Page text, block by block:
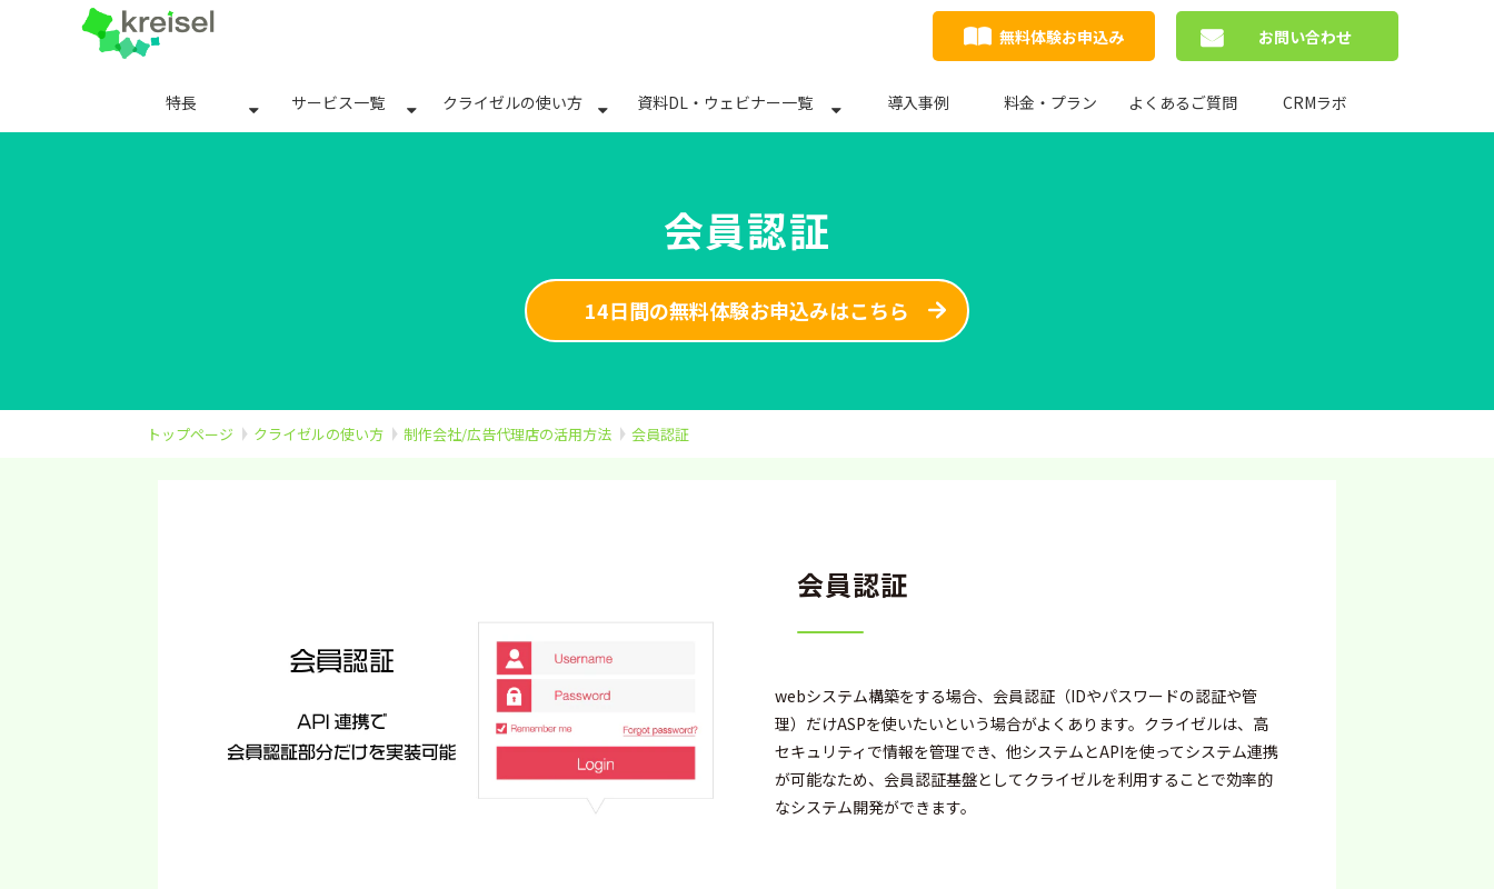
無料体験お申込み お問い合わせ
特長 サービス一覧 クライゼルの使い方 資料DL・ウェビナー一覧 導入事例 料金・プラン よくあるご質問 CRMラボ
会員認証
14日間の無料体験お申込みはこちら
トップページ クライゼルの使い方 制作会社/広告代理店の活用方法 会員認証
会員認証
webシステム構築をする場合、会員認証（IDやパスワードの認証や管
理）だけASPを使いたいという場合がよくあります。クライゼルは、高
セキュリティで情報を管理でき、他システムとAPIを使ってシステム連携
が可能なため、会員認証基盤としてクライゼルを利用することで効率的
なシステム開発ができます。